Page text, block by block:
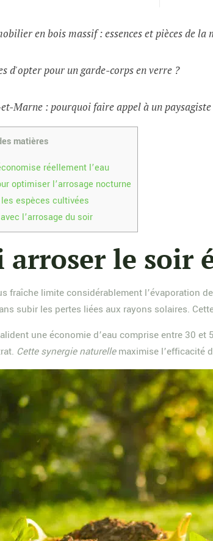
en bois massif : essences et pièces de la
d'opter pour un garde-corps en verre ?
Marne : pourquoi faire appel à un
matières
réellement l’eau
optimiser l’arrosage nocturne
espèces cultivées
l’arrosage du soir
le soir
fraîche limite considérablement l’évaporation
subir les pertes liées aux rayons solaires.
une économie d’eau comprise entre 30
Cette synergie naturellemaximise l’efficacité